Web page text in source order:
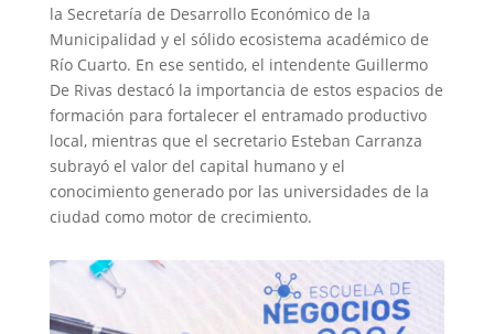
la Secretaría de Desarrollo Económico de la
Municipalidad y el sólido ecosistema académico de
Río Cuarto. En ese sentido, el intendente Guillermo
De Rivas destacó la importancia de estos espacios de
formación para fortalecer el entramado productivo
local, mientras que el secretario Esteban Carranza
subrayó el valor del capital humano y el
conocimiento generado por las universidades de la
ciudad como motor de crecimiento.